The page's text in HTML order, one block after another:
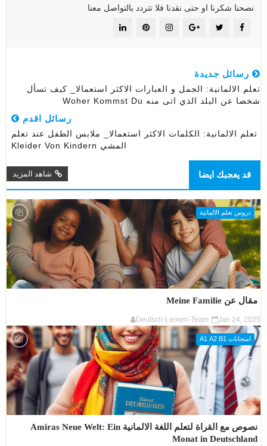
نصحنا شكرنا او حتى نقدنا فلا تتردد بالتواصل معنا
رسائل جديدة
تعلم الالمانية: الجمل و العبارات الاكثر استعمالا_ كيف تسأل
شخصا عن البلد الذي اتى منه Woher Kommst Du
رسائل اقدم
تعلم الالمانية: الكلمات الاكثر استعمالا_ ملابس الطفل عند تعلم
المشي Kleider Von Kindern
قد يعجبك ايضا شاهد المزيد
دروس تعلم الالمانية
مقال عن Meine Familie
Deutsch-Lernen-Team Jan 24, 2025
امتحانات A1 A2 B1
نصوص مع القراة لتعلم اللغة الالمانية Amiras Neue Welt: Ein
Monat in Deutschland